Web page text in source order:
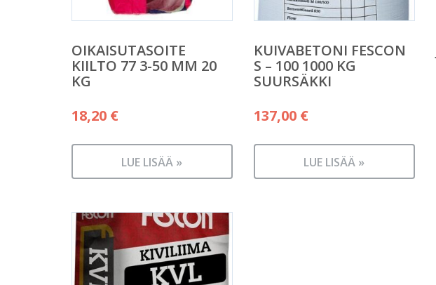
OIKAISUTASOITE
KIILTO 77 3-50 MM 20
KG
18,20 €
LUE LISÄÄ »
KUIVABETONI FESCON
S – 100 1000 KG
SUURSÄKKI
137,00 €
LUE LISÄÄ »